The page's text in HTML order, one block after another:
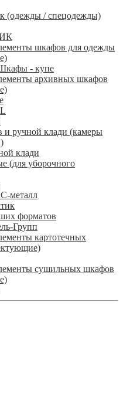
(одежды / спецодежды)
шкафов для одежды
- купе
архивных шкафов
ручной клади (камеры
клади
(для уборочного
металл
форматов
Групп
картотечных
сушильных шкафов